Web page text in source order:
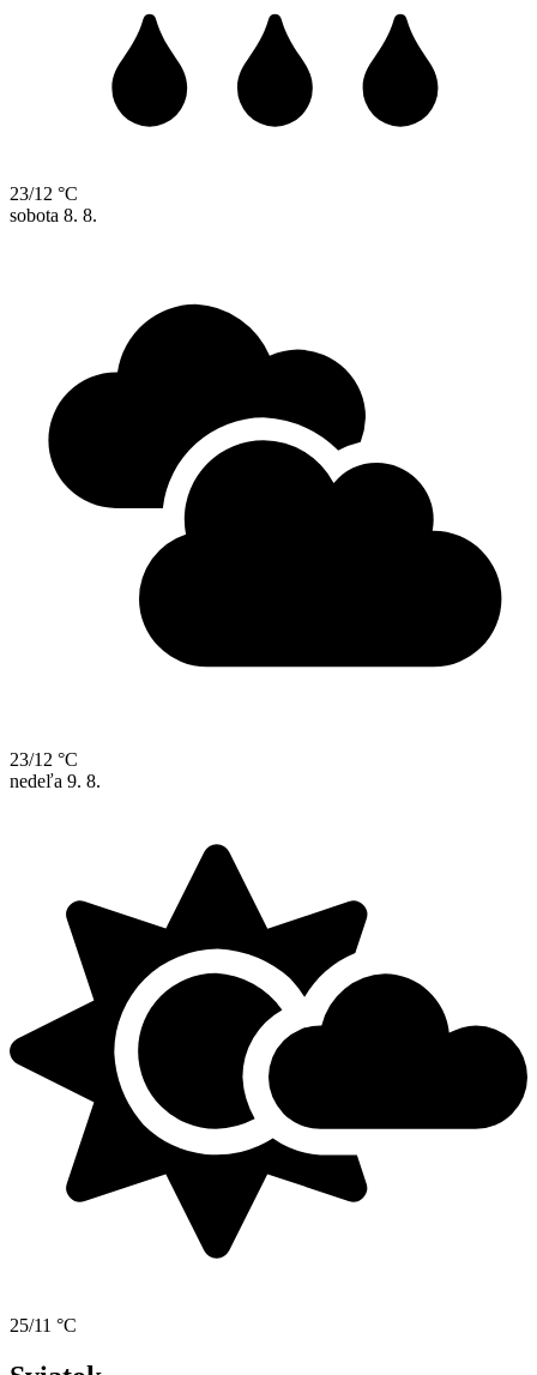
23/12 °C
sobota 8. 8.
23/12 °C
nedeľa 9. 8.
25/11 °C